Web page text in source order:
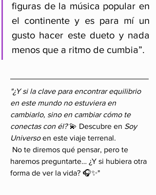
figuras de la música popular en
el continente y es para mí un
gusto hacer este dueto y nada
menos que a ritmo de cumbia”.
"¿Y si la clave para encontrar equilibrio
en este mundo no estuviera en
cambiarlo, sino en cambiar cómo te
conectas con él? 💫 Descubre en Soy
Universo en este viaje terrenal.
haremos preguntarte… ¿Y si hubiera otra
forma de ver la vida? 🎧✨"